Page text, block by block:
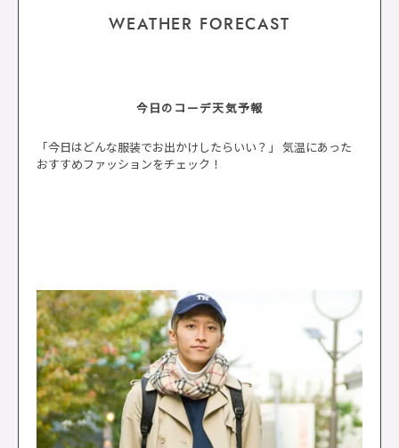
WEATHER FORECAST
今日のコーデ天気予報
「今日はどんな服装でお出かけしたらいい？」 気温にあった
おすすめファッションをチェック！